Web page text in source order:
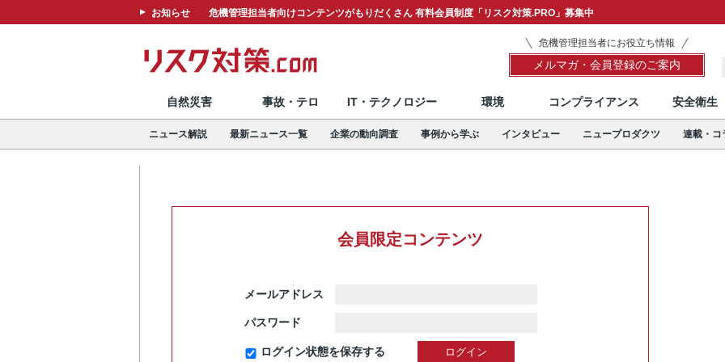
お知らせ 危機管理担当者向けコンテンツがもりだくさん 有料会員制度「リスク対策.PRO」募集中
危機管理担当者にお役立ち情報
メルマガ・会員登録のご案内
自然災害 事故・テロ IT・テクノロジー 環境 コンプライアンス 安全衛生
ニュース解説 最新ニュース一覧 企業の動向調査 事例から学ぶ インタビュー ニュープロダクツ 連載・コ
会員限定コンテンツ
メールアドレス
パスワード
ログイン状態を保存する